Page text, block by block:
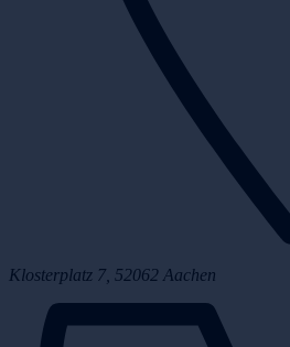
Klosterplatz 7, 52062 Aachen